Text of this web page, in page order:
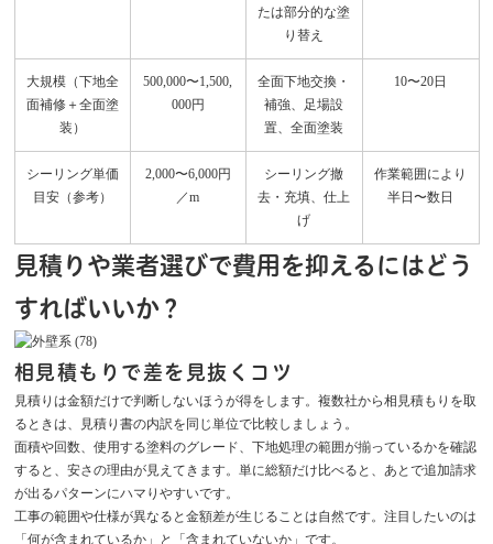
たは部分的な塗
り替え
大規模（下地全
面補修＋全面塗
装）
500,000〜1,500,
000円
全面下地交換・
補強、足場設
置、全面塗装
10〜20日
シーリング単価
目安（参考）
2,000〜6,000円
／m
シーリング撤
去・充填、仕上
げ
作業範囲により
半日〜数日
見積りや業者選びで費用を抑えるにはどう
すればいいか？
相見積もりで差を見抜くコツ
見積りは金額だけで判断しないほうが得をします。複数社から相見積もりを取
るときは、見積り書の内訳を同じ単位で比較しましょう。
面積や回数、使用する塗料のグレード、下地処理の範囲が揃っているかを確認
すると、安さの理由が見えてきます。単に総額だけ比べると、あとで追加請求
が出るパターンにハマりやすいです。
工事の範囲や仕様が異なると金額差が生じることは自然です。注目したいのは
「何が含まれているか」と「含まれていないか」です。